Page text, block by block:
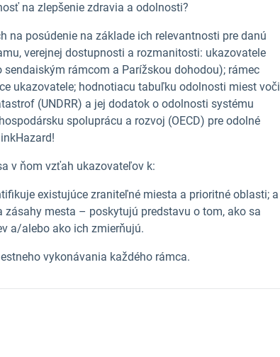
na zlepšenie zdravia a odolnosti?
na posúdenie na základe ich relevantnosti pre danú
verejnej dostupnosti a rozmanitosti: ukazovatele
rámcom a Parížskou dohodou); rámec
ukazovatele; hodnotiacu tabuľku odolnosti miest voči
(UNDRR) a jej dodatok o odolnosti systému
spoluprácu a rozvoj (OECD) pre odolné
v ňom vzťah ukazovateľov k:
existujúce zraniteľné miesta a prioritné oblasti; a
mesta – poskytujú predstavu o tom, ako sa
a/alebo ako ich zmierňujú.
vykonávania každého rámca.